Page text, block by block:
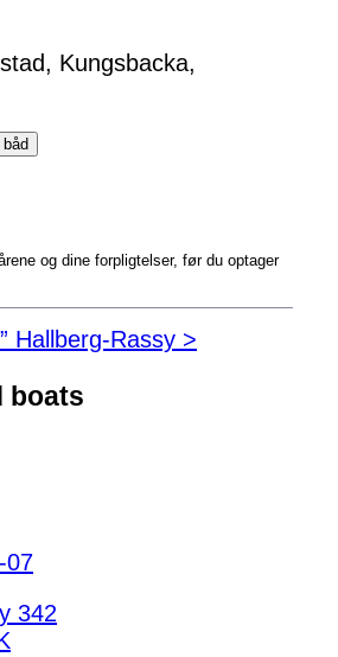
Kungsbacka,
båd
og dine forpligtelser, før du optager
Hallberg-Rassy >
boats
07
342